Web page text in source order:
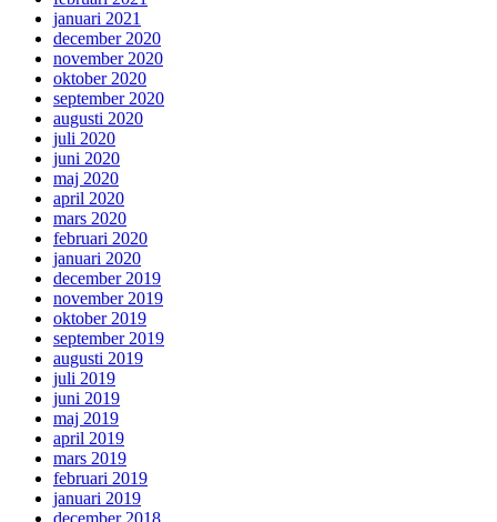
januari 2021
december 2020
november 2020
oktober 2020
september 2020
augusti 2020
juli 2020
juni 2020
maj 2020
april 2020
mars 2020
februari 2020
januari 2020
december 2019
november 2019
oktober 2019
september 2019
augusti 2019
juli 2019
juni 2019
maj 2019
april 2019
mars 2019
februari 2019
januari 2019
december 2018